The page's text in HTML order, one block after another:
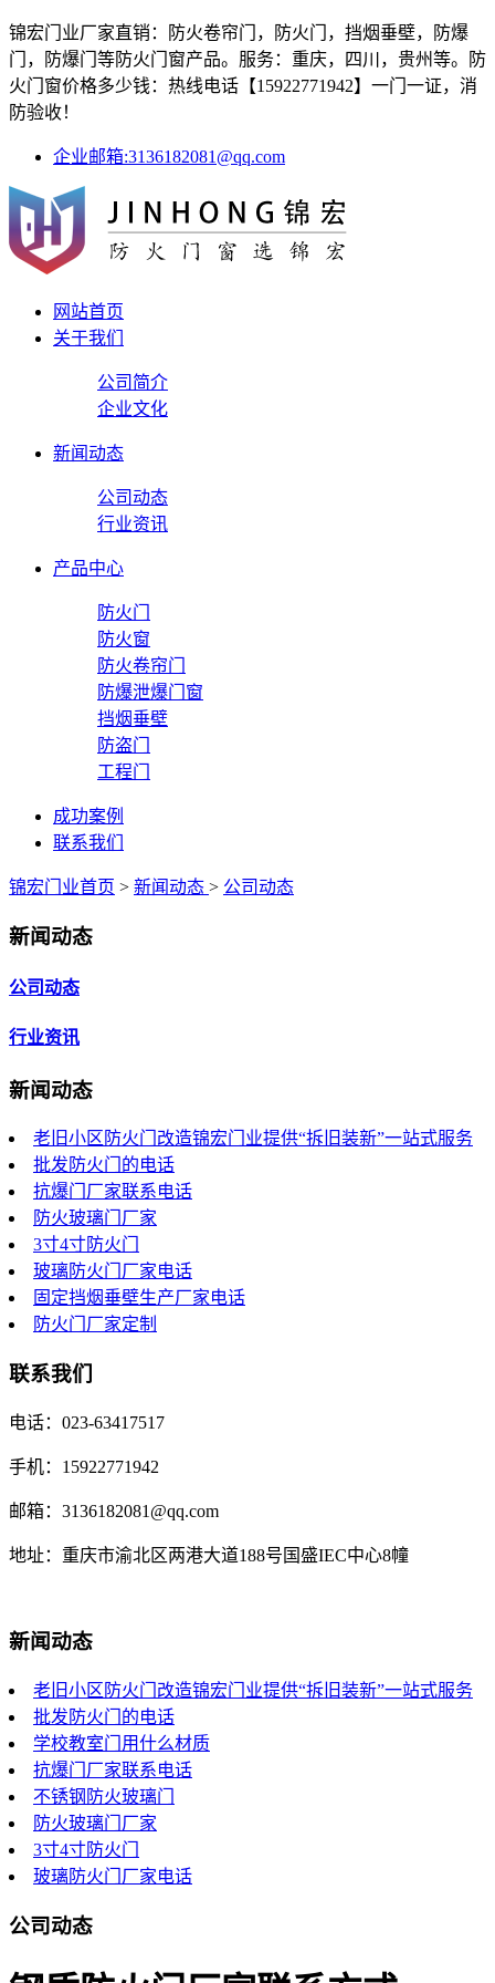
锦宏门业厂家直销：防火卷帘门，防火门，挡烟垂壁，防爆
门，防爆门等防火门窗产品。服务：重庆，四川，贵州等。防
火门窗价格多少钱：热线电话【15922771942】一门一证，消
防验收！
企业邮箱:3136182081@qq.com
网站首页
关于我们
公司简介
企业文化
新闻动态
公司动态
行业资讯
产品中心
防火门
防火窗
防火卷帘门
防爆泄爆门窗
挡烟垂壁
防盗门
工程门
成功案例
联系我们
锦宏门业首页 > 新闻动态 > 公司动态
新闻动态
公司动态
行业资讯
新闻动态
老旧小区防火门改造锦宏门业提供“拆旧装新”一站式服务
批发防火门的电话
抗爆门厂家联系电话
防火玻璃门厂家
3寸4寸防火门
玻璃防火门厂家电话
固定挡烟垂壁生产厂家电话
防火门厂家定制
联系我们
电话：023-63417517
手机：15922771942
邮箱：3136182081@qq.com
地址：重庆市渝北区两港大道188号国盛IEC中心8幢
新闻动态
老旧小区防火门改造锦宏门业提供“拆旧装新”一站式服务
批发防火门的电话
学校教室门用什么材质
抗爆门厂家联系电话
不锈钢防火玻璃门
防火玻璃门厂家
3寸4寸防火门
玻璃防火门厂家电话
公司动态